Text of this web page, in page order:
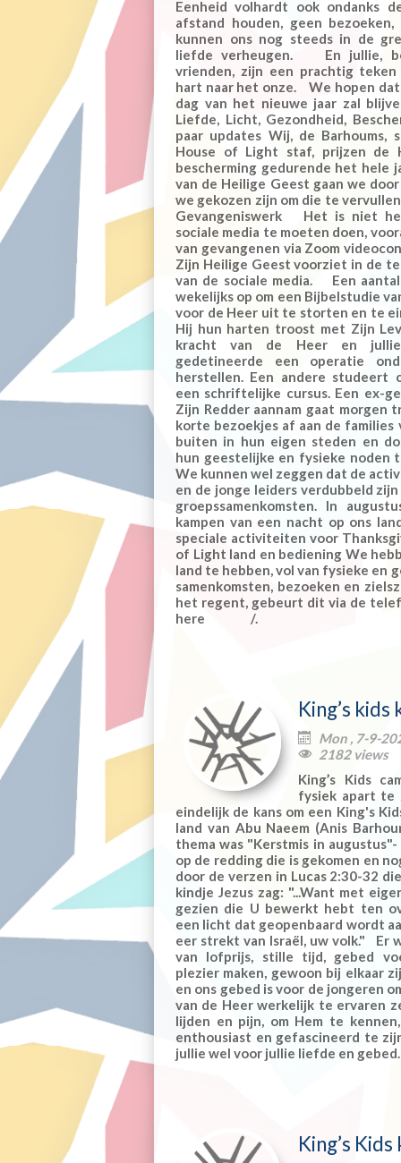
Eenheid volhardt ook ondanks
afstand houden, geen
kunnen ons nog steeds in de
liefde verheugen. En jullie,
vrienden, zijn een prachtig teken
hart naar het onze. We hopen
dag van het nieuwe jaar zal
Liefde, Licht, Gezondheid,
paar updates Wij, de Barhoums,
House of Light staf, prijzen de
bescherming gedurende het hele
van de Heilige Geest gaan we
we gekozen zijn om die te
Gevangeniswerk Het is niet
sociale media te moeten doen,
van gevangenen via Zoom
Zijn Heilige Geest voorziet in de
van de sociale media. Een
wekelijks op om een Bijbelstudie
voor de Heer uit te storten en te
Hij hun harten troost met Zijn
kracht van de Heer en
gedetineerde een operatie
herstellen. Een andere studeert
een schriftelijke cursus. Een ex-
Zijn Redder aannam gaat
korte bezoekjes af aan de families
buiten in hun eigen steden en
hun geestelijke en fysieke
We kunnen wel zeggen dat de
en de jonge leiders verdubbeld
groepssamenkomsten. In
kampen van een nacht op ons
speciale activiteiten voor
of Light land en bediening We
land te hebben, vol van fysieke en
samenkomsten, bezoeken en
het regent, gebeurt dit via de
here /.
King’s kids
 Mon , 7-9-
 2182 views
King’s Kids
fysiek apart te
eindelijk de kans om een King's
land van Abu Naeem (Anis
thema was "Kerstmis in
op de redding die is gekomen en
door de verzen in Lucas 2:30-32
kindje Jezus zag: "...Want met
gezien die U bewerkt hebt ten
een licht dat geopenbaard wordt
eer strekt van Israël, uw volk." Er
van lofprijs, stille tijd, gebed
plezier maken, gewoon bij elkaar
en ons gebed is voor de jongeren
van de Heer werkelijk te ervaren
lijden en pijn, om Hem te
enthousiast en gefascineerd te
jullie wel voor jullie liefde en
King’s